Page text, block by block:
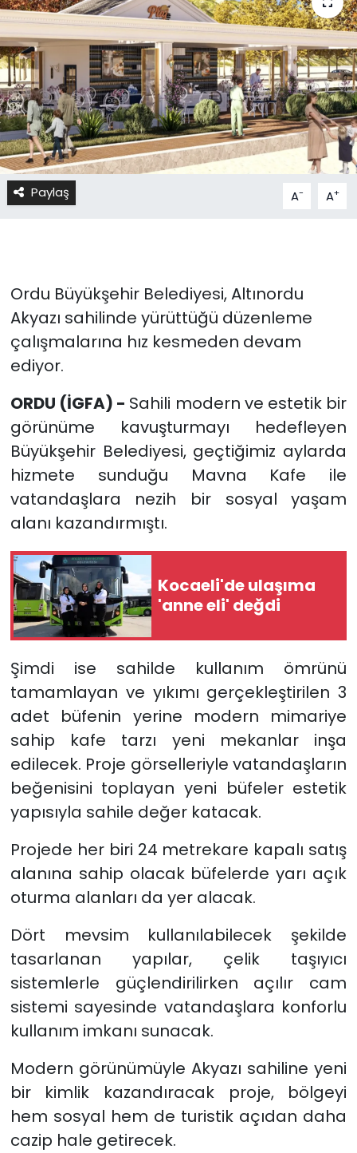
Paylaş A- A+
Ordu Büyükşehir Belediyesi, Altınordu
Akyazı sahilinde yürüttüğü düzenleme
çalışmalarına hız kesmeden devam
ediyor.
ORDU (İGFA) - Sahili modern ve estetik bir
görünüme kavuşturmayı hedefleyen
Büyükşehir Belediyesi, geçtiğimiz aylarda
hizmete sunduğu Mavna Kafe ile
vatandaşlara nezih bir sosyal yaşam
alanı kazandırmıştı.
Kocaeli'de ulaşıma
'anne eli' değdi
Şimdi ise sahilde kullanım ömrünü
tamamlayan ve yıkımı gerçekleştirilen 3
adet büfenin yerine modern mimariye
sahip kafe tarzı yeni mekanlar inşa
edilecek. Proje görselleriyle vatandaşların
beğenisini toplayan yeni büfeler estetik
yapısıyla sahile değer katacak.
Projede her biri 24 metrekare kapalı satış
alanına sahip olacak büfelerde yarı açık
oturma alanları da yer alacak.
Dört mevsim kullanılabilecek şekilde
tasarlanan yapılar, çelik taşıyıcı
sistemlerle güçlendirilirken açılır cam
sistemi sayesinde vatandaşlara konforlu
kullanım imkanı sunacak.
Modern görünümüyle Akyazı sahiline yeni
bir kimlik kazandıracak proje, bölgeyi
hem sosyal hem de turistik açıdan daha
cazip hale getirecek.